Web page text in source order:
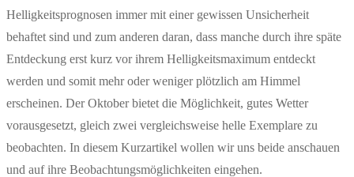
Helligkeitsprognosen immer mit einer gewissen Unsicherheit
behaftet sind und zum anderen daran, dass manche durch ihre späte
Entdeckung erst kurz vor ihrem Helligkeitsmaximum entdeckt
werden und somit mehr oder weniger plötzlich am Himmel
erscheinen. Der Oktober bietet die Möglichkeit, gutes Wetter
vorausgesetzt, gleich zwei vergleichsweise helle Exemplare zu
beobachten. In diesem Kurzartikel wollen wir uns beide anschauen
und auf ihre Beobachtungsmöglichkeiten eingehen.